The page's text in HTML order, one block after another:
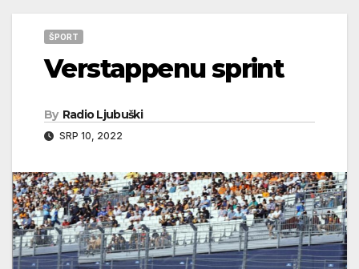
ŠPORT
Verstappenu sprint
By Radio Ljubuški
SRP 10, 2022